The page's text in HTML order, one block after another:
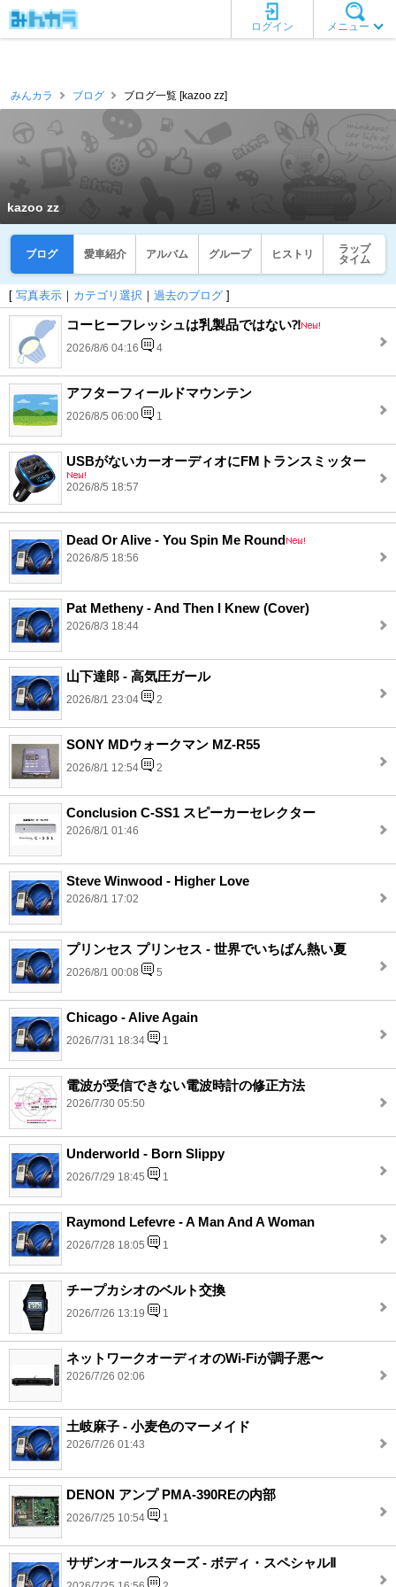
メニュー
ログイン
みんカラ ブログ ブログ一覧 [kazoo zz]
kazoo zz
ブログ 愛車紹介 アルバム グループ ヒストリ
ラップ
タイム
[ 写真表示 ｜ カテゴリ選択 ｜ 過去のブログ ]
コーヒーフレッシュは乳製品ではない⁈
2026/8/6 04:16 4
アフターフィールドマウンテン
2026/8/5 06:00 1
USBがないカーオーディオにFMトランスミッター
2026/8/5 18:57
Dead Or Alive - You Spin Me Round
2026/8/5 18:56
Pat Metheny - And Then I Knew (Cover)
2026/8/3 18:44
山下達郎 - 高気圧ガール
2026/8/1 23:04 2
SONY MDウォークマン MZ-R55
2026/8/1 12:54 2
Conclusion C-SS1 スピーカーセレクター
2026/8/1 01:46
Steve Winwood - Higher Love
2026/8/1 17:02
プリンセス プリンセス - 世界でいちばん熱い夏
2026/8/1 00:08 5
Chicago - Alive Again
2026/7/31 18:34 1
電波が受信できない電波時計の修正方法
2026/7/30 05:50
Underworld - Born Slippy
2026/7/29 18:45 1
Raymond Lefevre - A Man And A Woman
2026/7/28 18:05 1
チープカシオのベルト交換
2026/7/26 13:19 1
ネットワークオーディオのWi-Fiが調子悪〜
2026/7/26 02:06
土岐麻子 - 小麦色のマーメイド
2026/7/26 01:43
DENON アンプ PMA-390REの内部
2026/7/25 10:54 1
サザンオールスターズ - ボディ・スペシャルⅡ